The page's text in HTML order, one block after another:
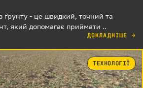
ґрунту - це швидкий, точний та
який допомагає приймати ..
ДОКЛАДНІШЕ →
ТЕХНОЛОГІЇ